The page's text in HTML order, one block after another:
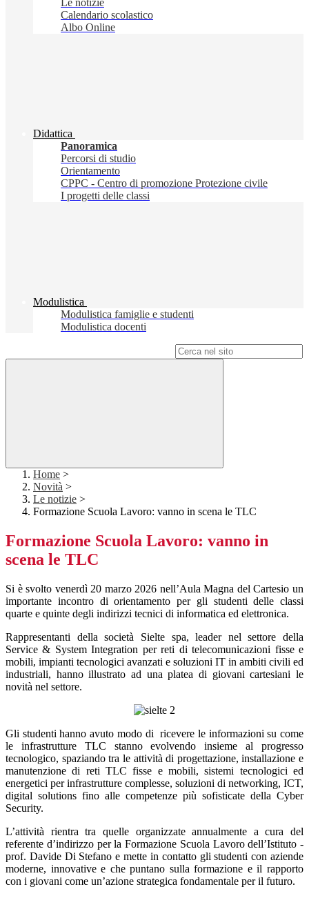
Le notizie
Calendario scolastico
Albo Online
Didattica
Panoramica
Percorsi di studio
Orientamento
CPPC - Centro di promozione Protezione civile
I progetti delle classi
Modulistica
Modulistica famiglie e studenti
Modulistica docenti
Home >
Novità >
Le notizie >
Formazione Scuola Lavoro: vanno in scena le TLC
Formazione Scuola Lavoro: vanno in
scena le TLC
Si è svolto venerdì 20 marzo 2026 nell’Aula Magna del Cartesio un
importante incontro di orientamento per gli studenti delle classi
quarte e quinte degli indirizzi tecnici di informatica ed elettronica.
Rappresentanti della società Sielte spa, leader nel settore della
Service & System Integration per reti di telecomunicazioni fisse e
mobili, impianti tecnologici avanzati e soluzioni IT in ambiti civili ed
industriali, hanno illustrato ad una platea di giovani cartesiani le
novità nel settore.
Gli studenti hanno avuto modo di ricevere le informazioni su come
le infrastrutture TLC stanno evolvendo insieme al progresso
tecnologico, spaziando tra le attività di progettazione, installazione e
manutenzione di reti TLC fisse e mobili, sistemi tecnologici ed
energetici per infrastrutture complesse, soluzioni di networking, ICT,
digital solutions fino alle competenze più sofisticate della Cyber
Security.
L’attività rientra tra quelle organizzate annualmente a cura del
referente d’indirizzo per la Formazione Scuola Lavoro dell’Istituto -
prof. Davide Di Stefano e mette in contatto gli studenti con aziende
moderne, innovative e che puntano sulla formazione e il rapporto
con i giovani come un’azione strategica fondamentale per il futuro.